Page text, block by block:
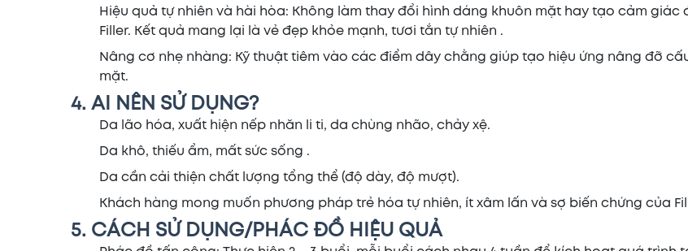
Hiệu quả tự nhiên và hài hòa: Không làm thay đổi hình dáng khuôn mặt hay tạo cảm giác
Filler. Kết quả mang lại là vẻ đẹp khỏe mạnh, tươi tắn tự nhiên .
Nâng cơ nhẹ nhàng: Kỹ thuật tiêm vào các điểm dây chằng giúp tạo hiệu ứng nâng đỡ
mặt.
4. AI NÊN SỬ DỤNG?
Da lão hóa, xuất hiện nếp nhăn li ti, da chùng nhão, chảy xệ.
Da khô, thiếu ẩm, mất sức sống .
Da cần cải thiện chất lượng tổng thể (độ dày, độ mượt).
Khách hàng mong muốn phương pháp trẻ hóa tự nhiên, ít xâm lấn và sợ biến chứng của
5. CÁCH SỬ DỤNG/PHÁC ĐỒ HIỆU QUẢ